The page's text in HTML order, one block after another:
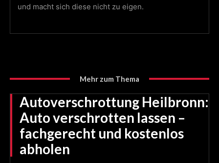
und macht sich diese nicht zu eigen.
Mehr zum Thema
Autoverschrottung Heilbronn:
Auto verschrotten lassen –
fachgerecht und kostenlos
abholen